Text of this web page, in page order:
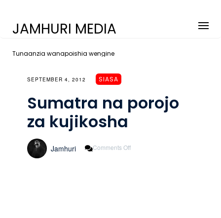
JAMHURI MEDIA
Tunaanzia wanapoishia wengine
SEPTEMBER 4, 2012 SIASA
Sumatra na porojo
za kujikosha
Jamhuri Comments Off